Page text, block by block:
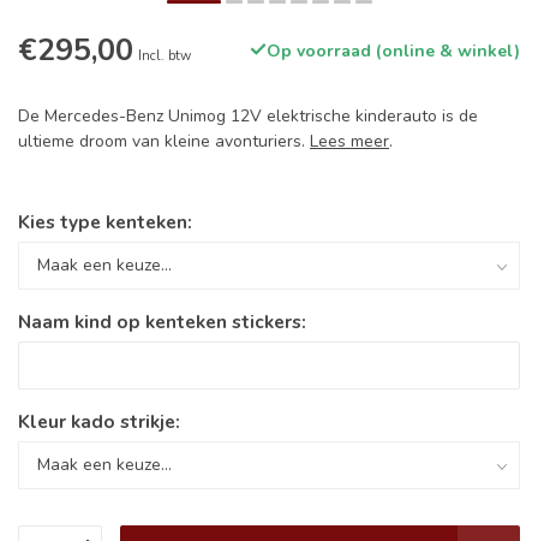
€295,00 Incl. btw Op voorraad (online & winkel)
De Mercedes-Benz Unimog 12V elektrische kinderauto is de
ultieme droom van kleine avonturiers. Lees meer.
Kies type kenteken:
Naam kind op kenteken stickers:
Kleur kado strikje: